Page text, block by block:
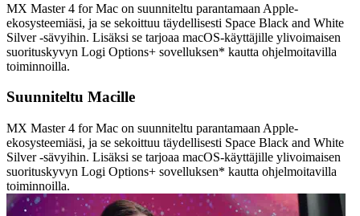
MX Master 4 for Mac on suunniteltu parantamaan Apple-
ekosysteemiäsi, ja se sekoittuu täydellisesti Space Black and White
Silver -sävyihin. Lisäksi se tarjoaa macOS-käyttäjille ylivoimaisen
suorituskyvyn Logi Options+ sovelluksen* kautta ohjelmoitavilla
toiminnoilla.
Suunniteltu Macille
MX Master 4 for Mac on suunniteltu parantamaan Apple-
ekosysteemiäsi, ja se sekoittuu täydellisesti Space Black and White
Silver -sävyihin. Lisäksi se tarjoaa macOS-käyttäjille ylivoimaisen
suorituskyvyn Logi Options+ sovelluksen* kautta ohjelmoitavilla
toiminnoilla.